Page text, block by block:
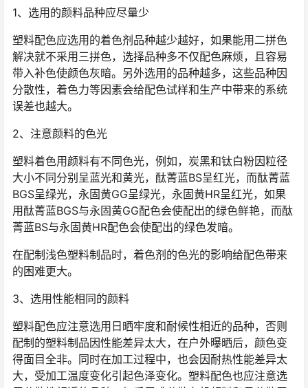
1、选用的颜料品种应尽量少
塑料配色应选用的着色剂品种越少越好，如果能用二拼色
解决就不采用三拼色，选择品种多不仅配色麻烦，且容易
带入补色使颜色灰暗。另外选用的品种越多，这些品种因
分散性，着色力等因素会给配色试样和生产中带来的系统
误差也越大。
2、注意颜料的色光
塑料着色用颜料有不同色光，例如，炭黑和钛白粉因粒径
大小不同分别呈蓝光和黄光，酞菁蓝BS呈红光，而酞菁蓝
BGS呈绿光，永固黄GG呈绿光，永固黄HR呈红光，如果
用酞菁蓝BGS与永固黄GG配色会使配出的绿色鲜艳，而酞
菁蓝BS与永固黄HR配色会使配出的绿色发暗。
在配制浅色塑料制品时，着色剂的色光的影响给配色带来
的困难更大。
3、选用性能相同的颜料
塑料配色应注意选用日晒牢度和耐候性相近的品种，否则
配制的塑料制品因性能差异太大，在户外曝晒后，颜色变
得面目全非。同时在加工过程中，也会因耐热性能差异太
大，受加工温度变化引起色泽变化。塑料配色也应注意选